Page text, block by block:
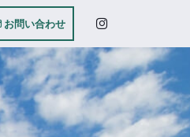
お問い合わせ